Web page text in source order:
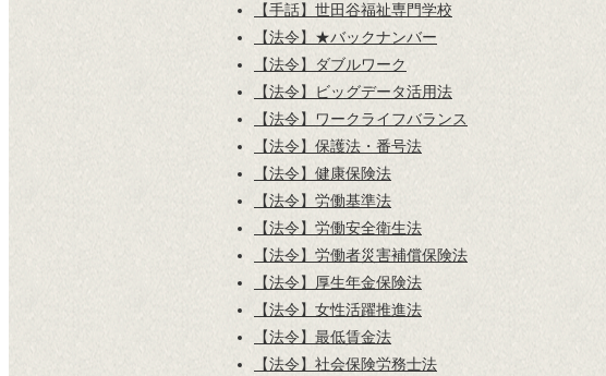
【手話】世田谷福祉専門学校
【法令】★バックナンバー
【法令】ダブルワーク
【法令】ビッグデータ活用法
【法令】ワークライフバランス
【法令】保護法・番号法
【法令】健康保険法
【法令】労働基準法
【法令】労働安全衛生法
【法令】労働者災害補償保険法
【法令】厚生年金保険法
【法令】女性活躍推進法
【法令】最低賃金法
【法令】社会保険労務士法